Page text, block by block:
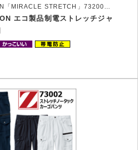
エコ製品制電ストレッチジャ